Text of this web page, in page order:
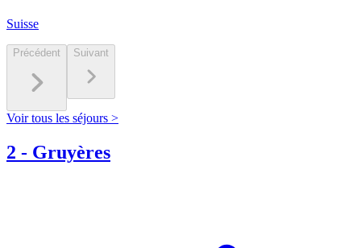
Suisse
Précédent Suivant
Voir tous les séjours >
2 - Gruyères